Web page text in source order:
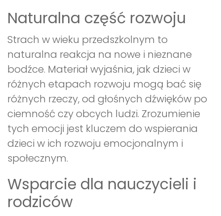
Naturalna część rozwoju
Strach w wieku przedszkolnym to
naturalna reakcja na nowe i nieznane
bodźce. Materiał wyjaśnia, jak dzieci w
różnych etapach rozwoju mogą bać się
różnych rzeczy, od głośnych dźwięków po
ciemność czy obcych ludzi. Zrozumienie
tych emocji jest kluczem do wspierania
dzieci w ich rozwoju emocjonalnym i
społecznym.
Wsparcie dla nauczycieli i
rodziców